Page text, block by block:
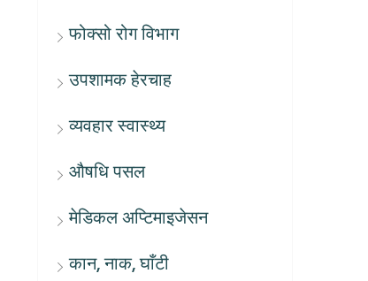
फोक्सो रोग विभाग
उपशामक हेरचाह
व्यवहार स्वास्थ्य
औषधि पसल
मेडिकल अप्टिमाइजेसन
कान, नाक, घाँटी